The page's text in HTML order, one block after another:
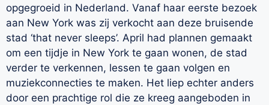
opgegroeid in Nederland. Vanaf haar eerste bezoek
aan New York was zij verkocht aan deze bruisende
stad ‘that never sleeps’. April had plannen gemaakt
om een tijdje in New York te gaan wonen, de stad
verder te verkennen, lessen te gaan volgen en
muziekconnecties te maken. Het liep echter anders
door een prachtige rol die ze kreeg aangeboden in